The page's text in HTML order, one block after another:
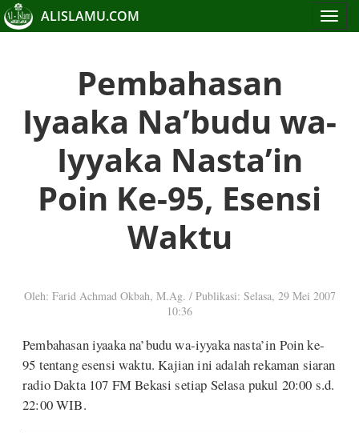
Toggle
ALISLAMU.COM
Pembahasan
Iyaaka Na’budu wa-
Iyyaka Nasta’in
Poin Ke-95, Esensi
Waktu
Oleh: Farid Achmad Okbah, M.Ag. / Publikasi: Selasa, 29 Mei 2007
10:36
Pembahasan iyaaka na’budu wa-iyyaka nasta’in Poin ke-
95 tentang esensi waktu. Kajian ini adalah rekaman siaran
radio Dakta 107 FM Bekasi setiap Selasa pukul 20:00 s.d.
22:00 WIB.